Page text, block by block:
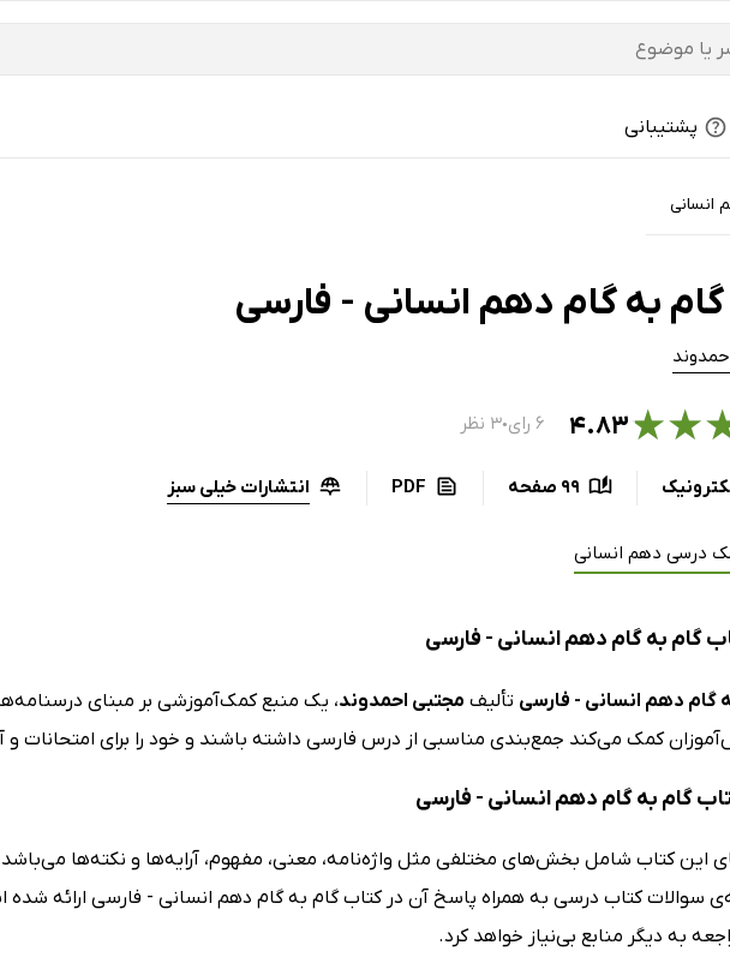
پشتیبانی
انسانی
به گام دهم انسانی - فارسی
★
★۴.۸۳ ۶ رای ●۳ نظر
99 صفحه PDF انتشارات خیلی سبز
درسی دهم انسانی
گام به گام دهم انسانی - فارسی
گام دهم انسانی - فارسی تألیف مجتبی احمدوند، یک منبع کمک‌آموزشی بر مبنای
کمک می‌کند جمع‌بندی مناسبی از درس فارسی داشته باشند و خود را برای امتحانات و
گام به گام دهم انسانی - فارسی
این کتاب شامل بخش‌های مختلفی مثل واژه‌نامه، معنی، مفهوم، آرایه‌ها و نکته‌ها
سوالات کتاب درسی به همراه پاسخ آن در کتاب گام به گام دهم انسانی - فارسی ارائه
به دیگر منابع بی‌نیاز خواهد کرد.